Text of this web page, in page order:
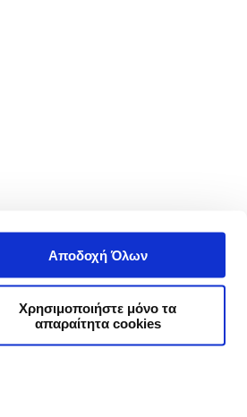
Αποδοχή Όλων
Χρησιμοποιήστε μόνο τα
απαραίτητα cookies